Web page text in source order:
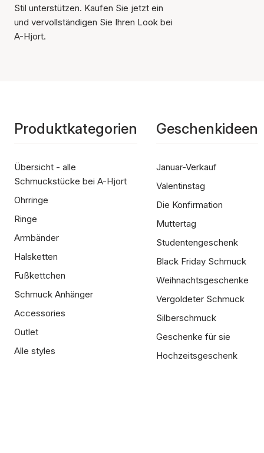
Stil unterstützen. Kaufen Sie jetzt ein
und vervollständigen Sie Ihren Look bei
A-Hjort.
Produktkategorien
Übersicht - alle
Schmuckstücke bei A-Hjort
Ohrringe
Ringe
Armbänder
Halsketten
Fußkettchen
Schmuck Anhänger
Accessories
Outlet
Alle styles
Geschenkideen
Januar-Verkauf
Valentinstag
Die Konfirmation
Muttertag
Studentengeschenk
Black Friday Schmuck
Weihnachtsgeschenke
Vergoldeter Schmuck
Silberschmuck
Geschenke für sie
Hochzeitsgeschenk